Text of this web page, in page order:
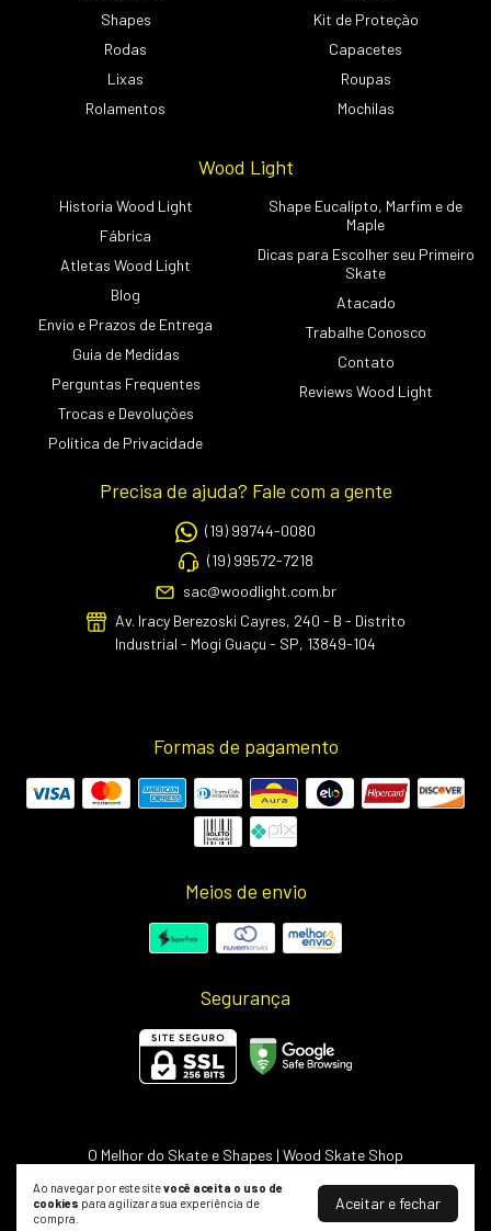
Ao navegar por este sitevocê aceita o uso de
cookies para agilizar a sua experiência de
compra.
Aceitar e fechar
Shapes
Rodas
Lixas
Rolamentos
Kit de Proteção
Capacetes
Roupas
Mochilas
Wood Light
Historia Wood Light
Fábrica
Atletas Wood Light
Blog
Envio e Prazos de Entrega
Guia de Medidas
Perguntas Frequentes
Trocas e Devoluções
Política de Privacidade
Shape Eucalipto, Marfim e de
Maple
Dicas para Escolher seu Primeiro
Skate
Atacado
Trabalhe Conosco
Contato
Reviews Wood Light
Precisa de ajuda? Fale com a gente
(19) 99744-0080
(19) 99572-7218
sac@woodlight.com.br
Av. Iracy Berezoski Cayres, 240 - B - Distrito
Industrial - Mogi Guaçu - SP, 13849-104
Formas de pagamento
Meios de envio
Segurança
O Melhor do Skate e Shapes | Wood Skate Shop